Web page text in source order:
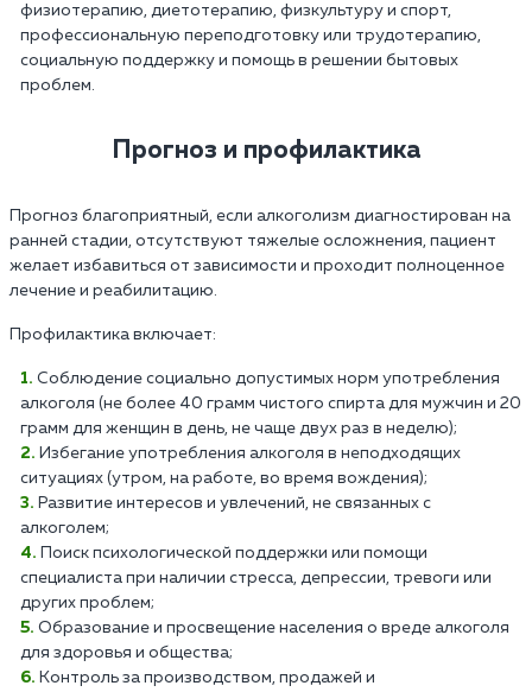
физиотерапию, диетотерапию, физкультуру и спорт,
профессиональную переподготовку или трудотерапию,
социальную поддержку и помощь в решении бытовых
проблем.
Прогноз и профилактика
Прогноз благоприятный, если алкоголизм диагностирован на
ранней стадии, отсутствуют тяжелые осложнения, пациент
желает избавиться от зависимости и проходит полноценное
лечение и реабилитацию.
Профилактика включает:
Соблюдение социально допустимых норм употребления
алкоголя (не более 40 грамм чистого спирта для мужчин и 20
грамм для женщин в день, не чаще двух раз в неделю);
Избегание употребления алкоголя в неподходящих
ситуациях (утром, на работе, во время вождения);
Развитие интересов и увлечений, не связанных с
алкоголем;
Поиск психологической поддержки или помощи
специалиста при наличии стресса, депрессии, тревоги или
других проблем;
Образование и просвещение населения о вреде алкоголя
для здоровья и общества;
Контроль за производством, продажей и